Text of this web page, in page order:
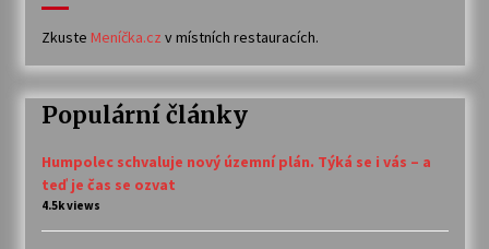
Zkuste Meníčka.cz v místních restauracích.
Populární články
Humpolec schvaluje nový územní plán. Týká se i vás – a
teď je čas se ozvat
4.5k views